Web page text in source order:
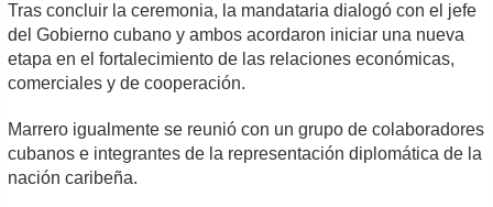
Tras concluir la ceremonia, la mandataria dialogó con el jefe
del Gobierno cubano y ambos acordaron iniciar una nueva
etapa en el fortalecimiento de las relaciones económicas,
comerciales y de cooperación.
Marrero igualmente se reunió con un grupo de colaboradores
cubanos e integrantes de la representación diplomática de la
nación caribeña.